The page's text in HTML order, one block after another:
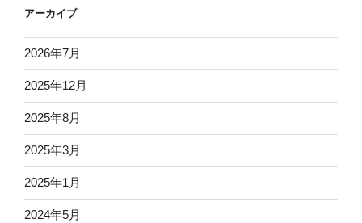
アーカイブ
2026年7月
2025年12月
2025年8月
2025年3月
2025年1月
2024年5月